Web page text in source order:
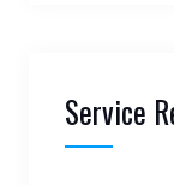
Service